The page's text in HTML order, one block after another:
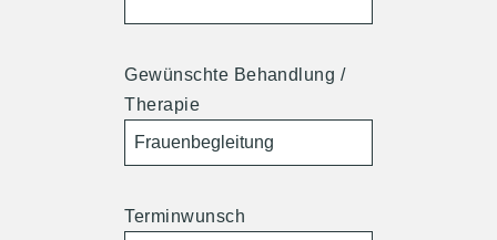
Gewünschte Behandlung /
Therapie
Terminwunsch